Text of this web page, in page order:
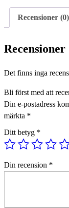
Recensioner (0)
Recensioner
Det finns inga
Bli först med att
Din e-postadress
märkta *
Ditt betyg *
Din recension *